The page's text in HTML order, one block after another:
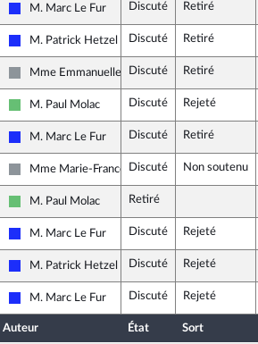
Les Républicains
M. Marc Le Fur Discuté Retiré
Les Républicains
M. Patrick Hetzel Discuté Retiré
Non inscrit
Mme Emmanuelle Ménard
Discuté Retiré
Libertés et Territoires
M. Paul Molac Discuté Rejeté
Les Républicains
M. Marc Le Fur Discuté Retiré
Non inscrit
Mme Marie-France Lorho
Discuté Non soutenu
Libertés et Territoires
M. Paul Molac Retiré
Les Républicains
M. Marc Le Fur Discuté Rejeté
Les Républicains
M. Patrick Hetzel Discuté Rejeté
Les Républicains
M. Marc Le Fur Discuté Rejeté
Auteur État Sort